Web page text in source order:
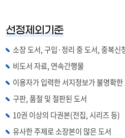
선정제외기준
소장 도서, 구입·정리 중 도서, 중복신
비도서 자료, 연속간행물
이용자가 입력한 서지정보가 불명확한
구판, 품절 및 절판된 도서
10권 이상의 다권본(전집, 시리즈 등)
유사한 주제로 소장본이 많은 도서